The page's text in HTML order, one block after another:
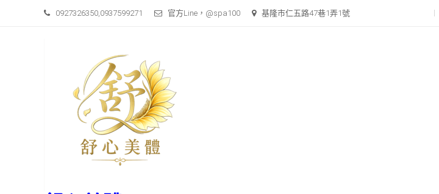
0927326350,0937599271 官方Line，@spa100 基隆市仁五路47巷1弄1號